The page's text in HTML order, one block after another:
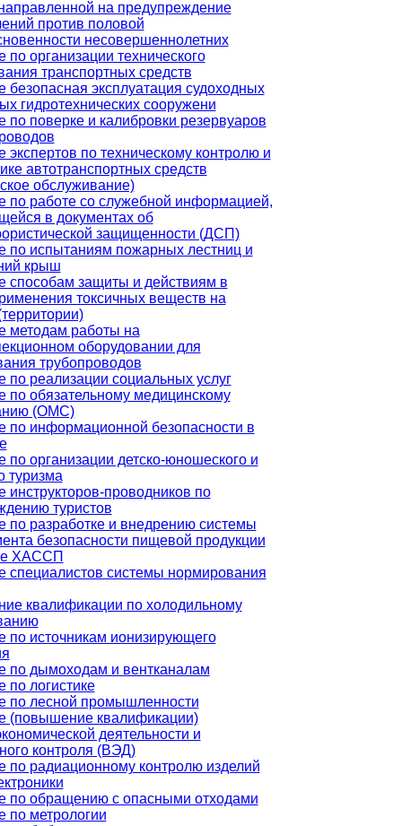
на предупреждение
против половой
несовершеннолетних
по организации технического
транспортных средств
безопасная эксплуатация судоходных
гидротехнических сооружени
по поверке и калибровки резервуаров
экспертов по техническому контролю и
автотранспортных средств
обслуживание)
по работе со служебной информацией,
в документах об
защищенности (ДСП)
по испытаниям пожарных лестниц и
крыш
способам защиты и действиям в
токсичных веществ на
методам работы на
оборудовании для
трубопроводов
по реализации социальных услуг
по обязательному медицинскому
(ОМС)
по информационной безопасности в
по организации детско-юношеского и
туризма
инструкторов-проводников по
туристов
по разработке и внедрению системы
безопасности пищевой продукции
ХАССП
специалистов системы нормирования
квалификации по холодильному
по источникам ионизирующего
по дымоходам и вентканалам
по логистике
по лесной промышленности
(повышение квалификации)
деятельности и
контроля (ВЭД)
по радиационному контролю изделий
по обращению с опасными отходами
по метрологии